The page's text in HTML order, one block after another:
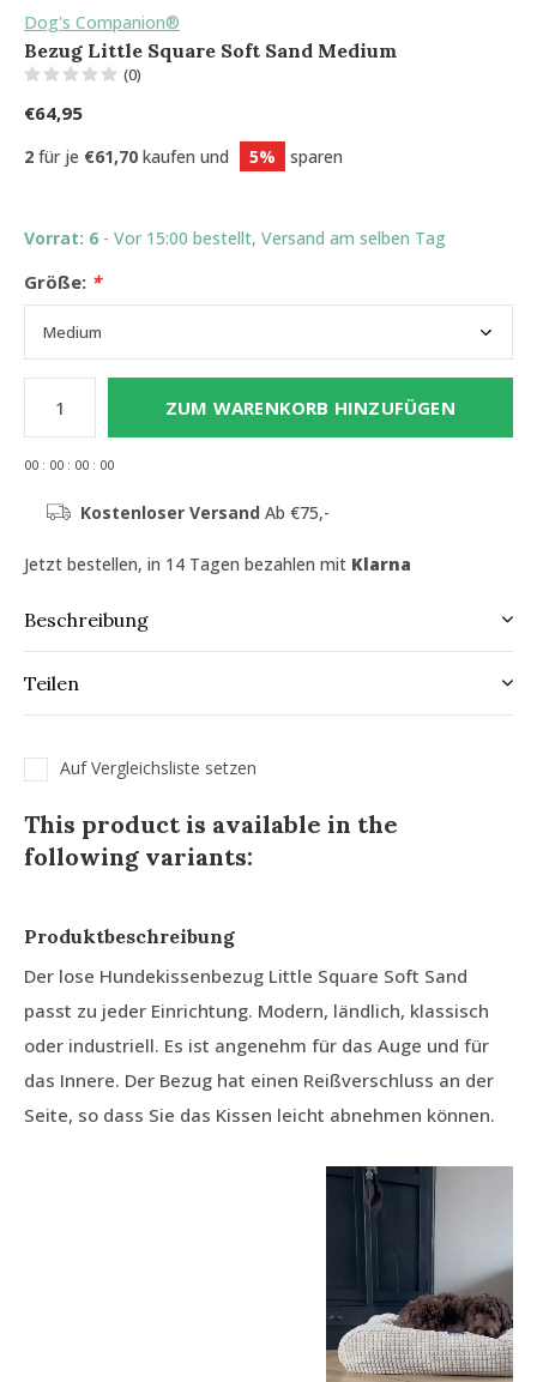
Dog's Companion®
Bezug Little Square Soft Sand Medium
(0)
€64,95
2 für je €61,70 kaufen und 5% sparen
Vorrat: 6 - Vor 15:00 bestellt, Versand am selben Tag
Größe: *
ZUM WARENKORB HINZUFÜGEN
00 : 00 : 00 : 00
Kostenloser Versand Ab €75,-
Jetzt bestellen, in 14 Tagen bezahlen mit Klarna
Beschreibung
Teilen
Auf Vergleichsliste setzen
This product is available in the
following variants:
Produktbeschreibung
Der lose Hundekissenbezug Little Square Soft Sand
passt zu jeder Einrichtung. Modern, ländlich, klassisch
oder industriell. Es ist angenehm für das Auge und für
das Innere. Der Bezug hat einen Reißverschluss an der
Seite, so dass Sie das Kissen leicht abnehmen können.